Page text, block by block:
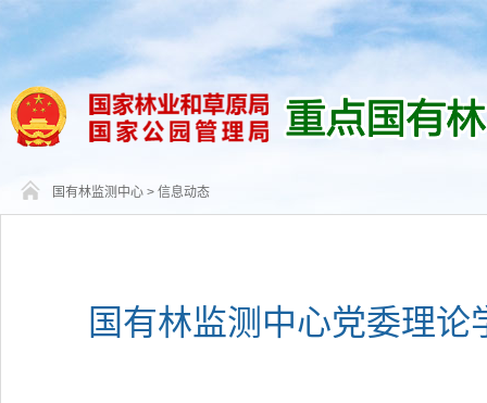
国有林监测中心 > 信息动态
国有林监测中心党委理